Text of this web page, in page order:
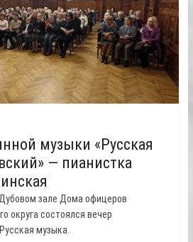
музыки «Русская
— пианистка
зале Дома офицеров
округа состоялся вечер
музыка.